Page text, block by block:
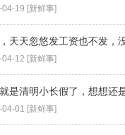
19 [新鲜事]
天天忽悠发工资也不发，
12 [新鲜事]
是清明小长假了，想想还
01 [新鲜事]